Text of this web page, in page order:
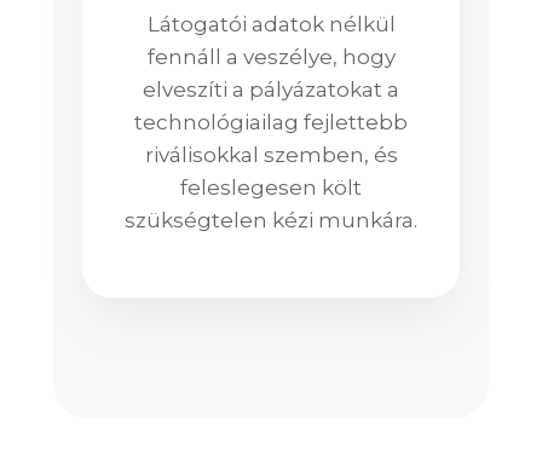
Látogatói adatok nélkül
fennáll a veszélye, hogy
elveszíti a pályázatokat a
technológiailag fejlettebb
riválisokkal szemben, és
feleslegesen költ
szükségtelen kézi munkára.